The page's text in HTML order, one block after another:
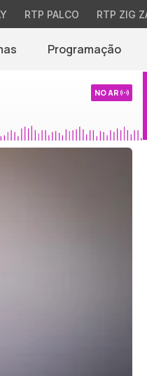
RTP PALCO RTP ZIG
Programação
NO AR